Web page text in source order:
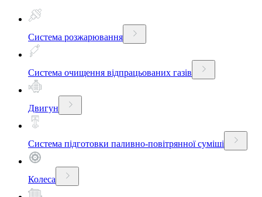
Система розжарювання
Система очищення відпрацьованих газів
Двигун
Система підготовки паливно-повітрянної суміші
Колеса